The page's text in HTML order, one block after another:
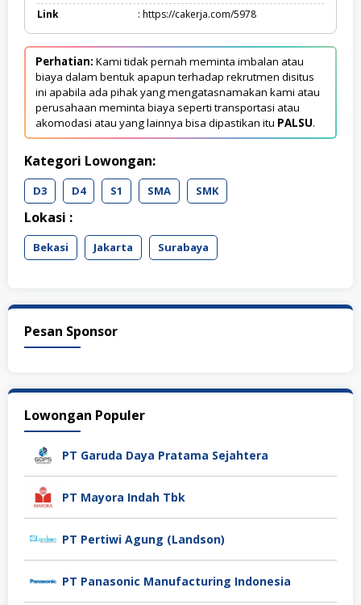
Link
: https://cakerja.com/5978
Perhatian: Kami tidak pernah meminta imbalan atau
biaya dalam bentuk apapun terhadap rekrutmen disitus
ini apabila ada pihak yang mengatasnamakan kami atau
perusahaan meminta biaya seperti transportasi atau
akomodasi atau yang lainnya bisa dipastikan itu PALSU.
Kategori Lowongan:
D3 D4 S1 SMA SMK
Lokasi :
Bekasi Jakarta Surabaya
Pesan Sponsor
Lowongan Populer
PT Garuda Daya Pratama Sejahtera
PT Mayora Indah Tbk
PT Pertiwi Agung (Landson)
PT Panasonic Manufacturing Indonesia